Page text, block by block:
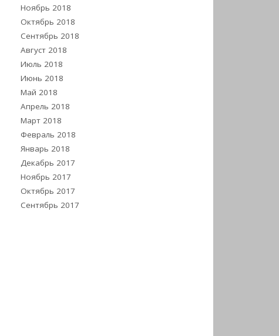
Ноябрь 2018
Октябрь 2018
Сентябрь 2018
Август 2018
Июль 2018
Июнь 2018
Май 2018
Апрель 2018
Март 2018
Февраль 2018
Январь 2018
Декабрь 2017
Ноябрь 2017
Октябрь 2017
Сентябрь 2017